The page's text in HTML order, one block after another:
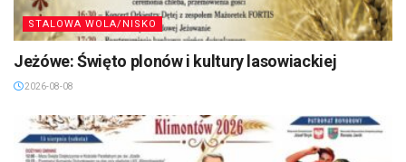
STALOWA WOLA/NISKO
Jeżówe: Święto plonów i kultury lasowiackiej
2026-08-08